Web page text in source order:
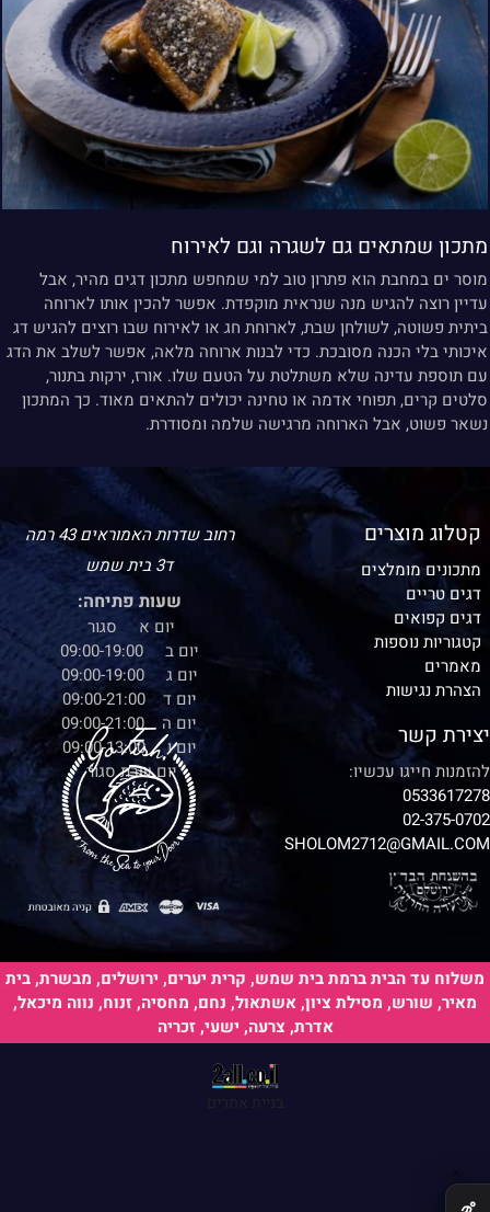
מתכון שמתאים גם לשגרה וגם לאירוח
מוסר ים במחבת הוא פתרון טוב למי שמחפש מתכון דגים מהיר, אבל
עדיין רוצה להגיש מנה שנראית מוקפדת. אפשר להכין אותו לארוחה
ביתית פשוטה, לשולחן שבת, לארוחת חג או לאירוח שבו רוצים להגיש דג
איכותי בלי הכנה מסובכת. כדי לבנות ארוחה מלאה, אפשר לשלב את הדג
עם תוספת עדינה שלא משתלטת על הטעם שלו. אורז, ירקות בתנור,
סלטים קרים, תפוחי אדמה או טחינה יכולים להתאים מאוד. כך המתכון
נשאר פשוט, אבל הארוחה מרגישה שלמה ומסודרת.
קטלוג מוצרים
מתכונים מומלצים
דגים טריים
דגים קפואים
קטגוריות נוספות
מאמרים
הצהרת נגישות
רחוב שדרות האמוראים 43 רמה
ד3 בית שמש
שעות פתיחה:
יום א סגור
יום ב 09:00-19:00
יום ג 09:00-19:00
יום ד 09:00-21:00
יום ה 09:00-21:00
יום ו 09:00-13:00
יום שבת סגור
יצירת קשר
להזמנות חייגו עכשיו:
0533617278
02-375-0702
SHOLOM2712@GMAIL.COM
משלוח עד הבית ברמת בית שמש, קרית יערים, ירושלים, מבשרת, בית
מאיר, שורש, מסילת ציון, אשתאול, נחם, מחסיה, זנוח, נווה מיכאל,
אדרת, צרעה, ישעי, זכריה